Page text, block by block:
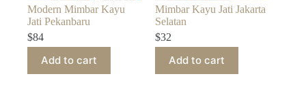
Modern Mimbar Kayu
Jati Pekanbaru
$84
Add to cart
Mimbar Kayu Jati Jakarta
Selatan
$32
Add to cart